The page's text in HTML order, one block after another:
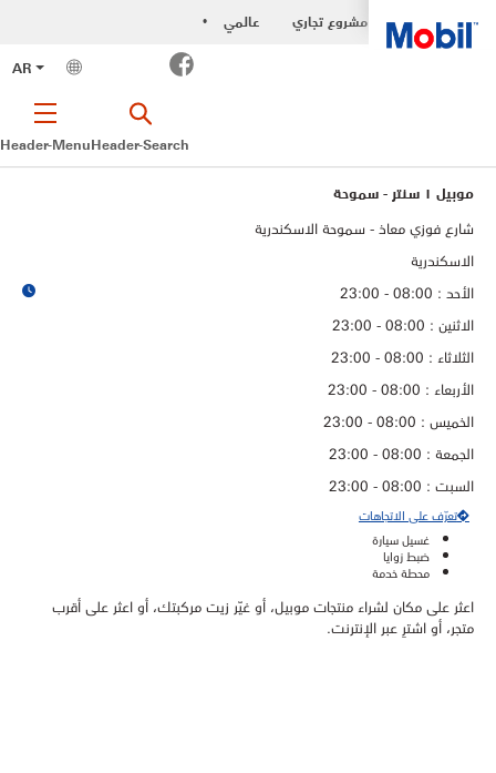
مشروع تجاري •
عالمي
AR
Facebook
Header-MenuHeader-Search
موبيل ١ سنتر - سموحة
شارع فوزي معاذ - سموحة الاسكندرية
الاسكندرية
الأحد : 08:00 - 23:00
الاثنين : 08:00 - 23:00
الثلاثاء : 08:00 - 23:00
الأربعاء : 08:00 - 23:00
الخميس : 08:00 - 23:00
الجمعة : 08:00 - 23:00
السبت : 08:00 - 23:00
تعرّف على الاتجاهات
غسيل سيارة
ضبط زوايا
محطة خدمة
اعثر على مكان لشراء منتجات موبيل، أو غيّر زيت مركبتك، أو اعثر على أقرب
متجر، أو اشترِ عبر الإنترنت.